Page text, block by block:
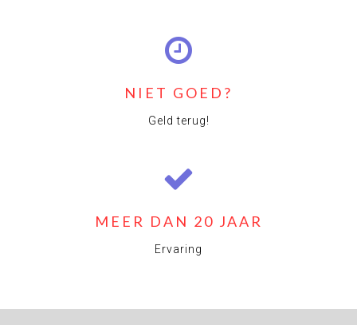
NIET GOED?
Geld terug!
MEER DAN 20 JAAR
Ervaring